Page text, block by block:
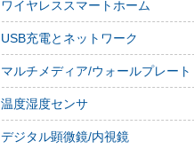
ワイヤレススマートホーム
USB充電とネットワーク
マルチメディア/ウォールプレート
温度湿度センサ
デジタル顕微鏡/内視鏡